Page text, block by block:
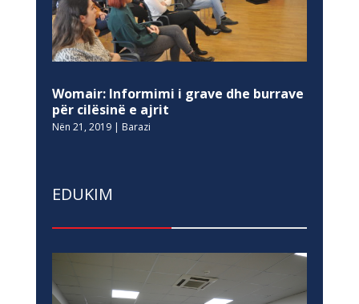
Womair: Informimi i grave dhe burrave
për cilësinë e ajrit
Nën 21, 2019| Barazi
EDUKIM